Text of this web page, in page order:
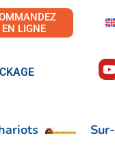
EN LIGNE